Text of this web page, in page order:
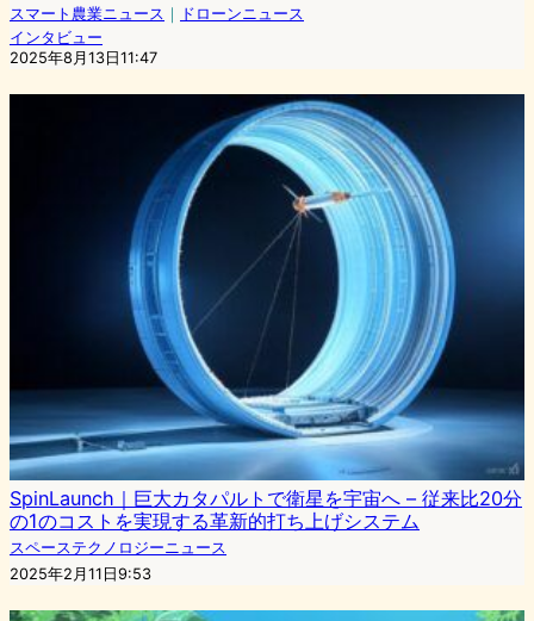
スマート農業ニュース ｜
ドローンニュース
インタビュー
2025年8月13日11:47
SpinLaunch｜巨大カタパルトで衛星を宇宙へ – 従来比20分
の1のコストを実現する革新的打ち上げシステム
スペーステクノロジーニュース
2025年2月11日9:53